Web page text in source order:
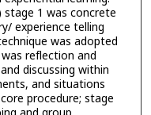
stage 1 was concrete
experience telling
was adopted
reflection and
discussing within
and situations
procedure; stage